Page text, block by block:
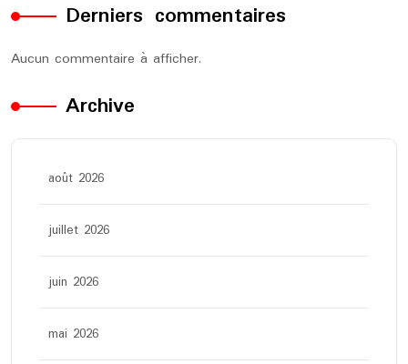
Derniers commentaires
Aucun commentaire à afficher.
Archive
août 2026
juillet 2026
juin 2026
mai 2026